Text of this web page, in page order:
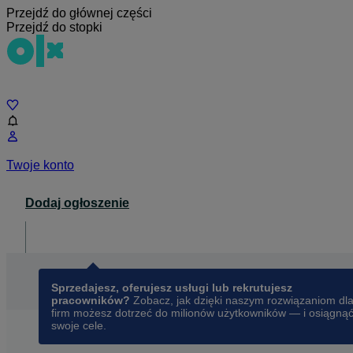
Przejdź do głównej części
Przejdź do stopki
Twoje konto
Dodaj ogłoszenie
Sprzedajesz, oferujesz usługi lub rekrutujesz
pracowników? Zobacz, jak dzięki naszym rozwiązaniom dla
firm możesz dotrzeć do milionów użytkowników — i osiągnąć
swoje cele.